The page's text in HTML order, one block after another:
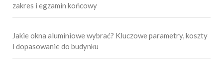
zakres i egzamin końcowy
Jakie okna aluminiowe wybrać? Kluczowe parametry, koszty
i dopasowanie do budynku